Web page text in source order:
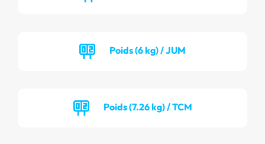
Poids (6 kg) / JUM
Poids (7.26 kg) / TCM